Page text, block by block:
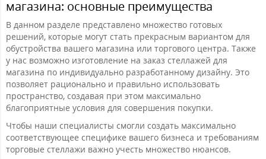
магазина: основные преимущества
В данном разделе представлено множество готовых
решений, которые могут стать прекрасным вариантом для
обустройства вашего магазина или торгового центра. Также
у нас возможно изготовление на заказ стеллажей для
магазина по индивидуально разработанному дизайну. Это
позволяет рационально и правильно использовать
пространство, создавая при этом максимально
благоприятные условия для совершения покупки.
Чтобы наши специалисты смогли создать максимально
соответствующее специфике вашего бизнеса и требованиям
торговые стеллажи важно учесть множество нюансов.